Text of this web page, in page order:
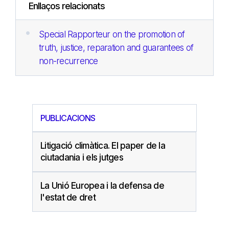
Enllaços relacionats
Special Rapporteur on the promotion of
truth, justice, reparation and guarantees of
non-recurrence
PUBLICACIONS
Litigació climàtica. El paper de la
ciutadania i els jutges
La Unió Europea i la defensa de
l'estat de dret